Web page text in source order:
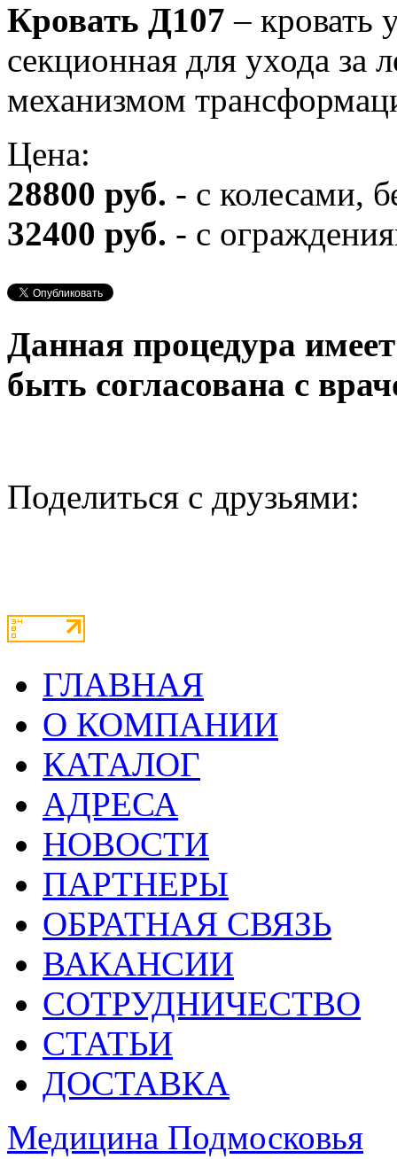
Кровать Д107 – кровать
секционная для ухода
механизмом
Цена:
28800 руб. - c колесами,
32400 руб. - c
Данная процедура
быть согласована с
Поделиться с друзьями:
ГЛАВНАЯ
О КОМПАНИИ
КАТАЛОГ
АДРЕСА
НОВОСТИ
ПАРТНЕРЫ
ОБРАТНАЯ СВЯЗЬ
ВАКАНСИИ
СОТРУДНИЧЕСТВО
СТАТЬИ
ДОСТАВКА
Медицина Подмосковья